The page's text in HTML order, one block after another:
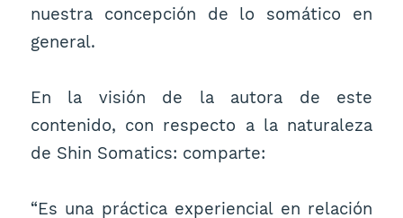
nuestra concepción de lo somático en
general.
En la visión de la autora de este
contenido, con respecto a la naturaleza
de Shin Somatics: comparte:
“Es una práctica experiencial en relación